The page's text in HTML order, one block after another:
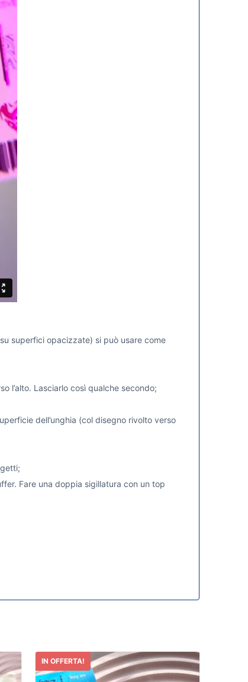
superfici opacizzate) si può usare come
l’alto. Lasciarlo così qualche secondo;
dell’unghia (col disegno rivolto verso
Fare una doppia sigillatura con un top
IN OFFERTA!